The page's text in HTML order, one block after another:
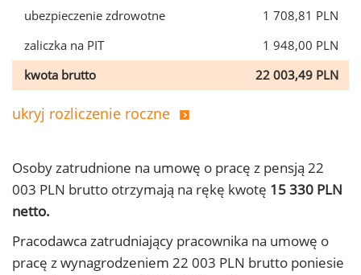
ubezpieczenie zdrowotne
1 708,81 PLN
zaliczka na PIT
1 948,00 PLN
kwota brutto
22 003,49 PLN
ukryj rozliczenie roczne
Osoby zatrudnione na umowę o pracę z pensją 22
003 PLN brutto otrzymają na rękę kwotę 15 330 PLN
netto.
Pracodawca zatrudniający pracownika na umowę o
pracę z wynagrodzeniem 22 003 PLN brutto poniesie